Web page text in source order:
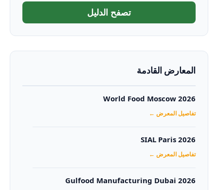
تصفح الدليل
المعارض القادمة
World Food Moscow 2026
تفاصيل المعرض ←
SIAL Paris 2026
تفاصيل المعرض ←
Gulfood Manufacturing Dubai 2026‏